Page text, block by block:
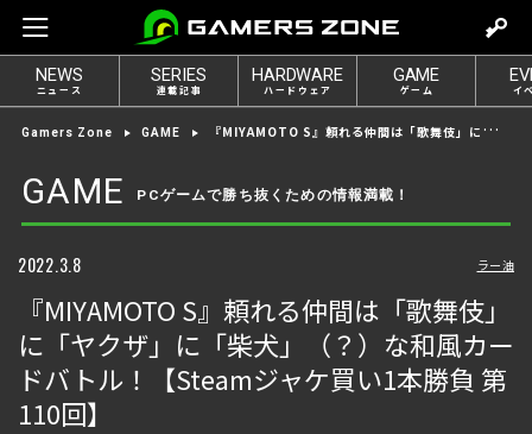
e
o
i
n
NEWS
ニュース
SERIES
連載記事
HARDWARE
ハードウェア
GAME
ゲーム イ
Gamers Zone GAME 『MIYAMOTO S』頼れる仲間は「歌舞伎」に「ヤクザ」に「柴犬」（？）な和風カードバトル！【Steamジャケ買い1本勝負 第110回】
GAME PCゲームで勝ち抜くための情報満載！
2022.3.8 ラー油
『MIYAMOTO S』頼れる仲間は「歌舞伎」
に「ヤクザ」に「柴犬」（？）な和風カー
ドバトル！【Steamジャケ買い1本勝負 第
110回】